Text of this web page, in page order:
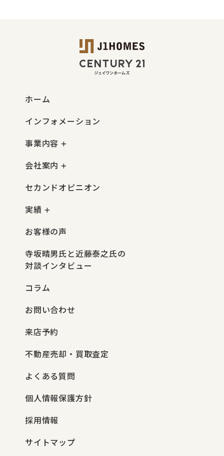
ホーム
インフォメーション
事業内容
会社案内
セカンドオピニオン
実績
お客様の声
寺坂晴男氏と近藤泰之氏の
対談インタビュー
コラム
お問い合わせ
来店予約
不動産売却・買取査定
よくある質問
個人情報保護方針
採用情報
サイトマップ